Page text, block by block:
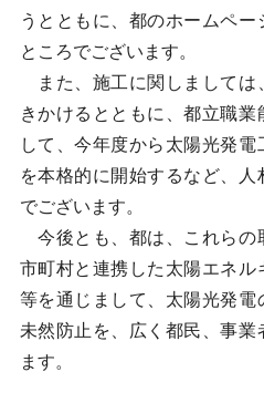
うとともに、都のホームペ
ところでございます。
また、施工に関しましては
きかけるとともに、都立職業
して、今年度から太陽光発
を本格的に開始するなど、
でございます。
今後とも、都は、これらの
市町村と連携した太陽エネ
等を通じまして、太陽光発
未然防止を、広く都民、事業
ます。